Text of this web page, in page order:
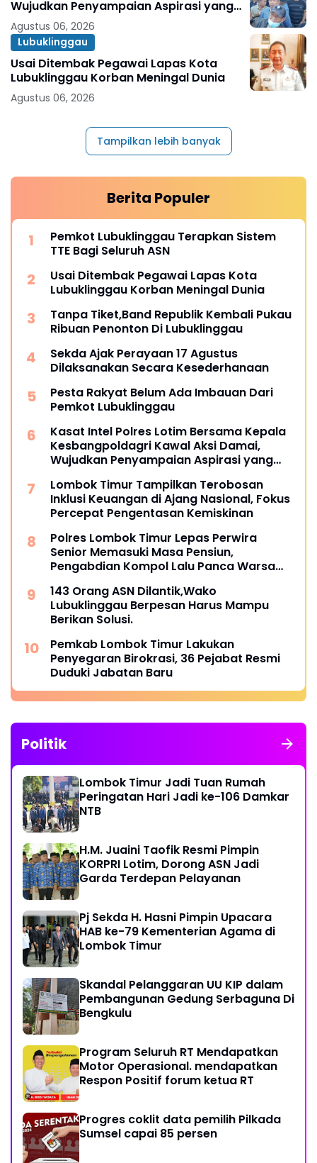
Wujudkan Penyampaian Aspirasi yang
Aman dan Kondusif
Agustus 06, 2026
Lubuklinggau
Usai Ditembak Pegawai Lapas Kota
Lubuklinggau Korban Meningal Dunia
Agustus 06, 2026
Tampilkan lebih banyak
Berita Populer
Pemkot Lubuklinggau Terapkan Sistem
TTE Bagi Seluruh ASN
Usai Ditembak Pegawai Lapas Kota
Lubuklinggau Korban Meningal Dunia
Tanpa Tiket,Band Republik Kembali Pukau
Ribuan Penonton Di Lubuklinggau
Sekda Ajak Perayaan 17 Agustus
Dilaksanakan Secara Kesederhanaan
Pesta Rakyat Belum Ada Imbauan Dari
Pemkot Lubuklinggau
Kasat Intel Polres Lotim Bersama Kepala
Kesbangpoldagri Kawal Aksi Damai,
Wujudkan Penyampaian Aspirasi yang
Lombok Timur Tampilkan Terobosan
Inklusi Keuangan di Ajang Nasional, Fokus
Percepat Pengentasan Kemiskinan
Polres Lombok Timur Lepas Perwira
Senior Memasuki Masa Pensiun,
Pengabdian Kompol Lalu Panca Warsa
143 Orang ASN Dilantik,Wako
Lubuklinggau Berpesan Harus Mampu
Berikan Solusi.
Pemkab Lombok Timur Lakukan
Penyegaran Birokrasi, 36 Pejabat Resmi
Duduki Jabatan Baru
Politik
Lombok Timur Jadi Tuan Rumah
Peringatan Hari Jadi ke-106 Damkar
NTB
H.M. Juaini Taofik Resmi Pimpin
KORPRI Lotim, Dorong ASN Jadi
Garda Terdepan Pelayanan
Pj Sekda H. Hasni Pimpin Upacara
HAB ke-79 Kementerian Agama di
Lombok Timur
Skandal Pelanggaran UU KIP dalam
Pembangunan Gedung Serbaguna Di
Bengkulu
Program Seluruh RT Mendapatkan
Motor Operasional. mendapatkan
Respon Positif forum ketua RT
Progres coklit data pemilih Pilkada
Sumsel capai 85 persen